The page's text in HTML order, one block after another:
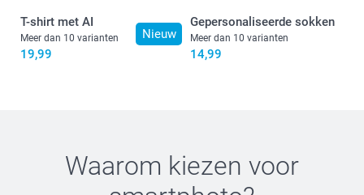
18 cm
M
L
Nieuw
T-shirt met AI
Meer dan 10 varianten
19,99
Gepersonaliseerde sokken
Meer dan 10 varianten
14,99
Waarom kiezen voor